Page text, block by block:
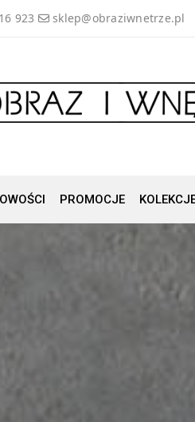
923 sklep@obraziwnetrze.pl
PROMOCJE